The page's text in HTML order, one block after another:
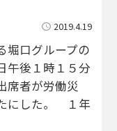
2019.4.19
堀口グループの
午後１時１５分
席者が労働災
にした。 １年